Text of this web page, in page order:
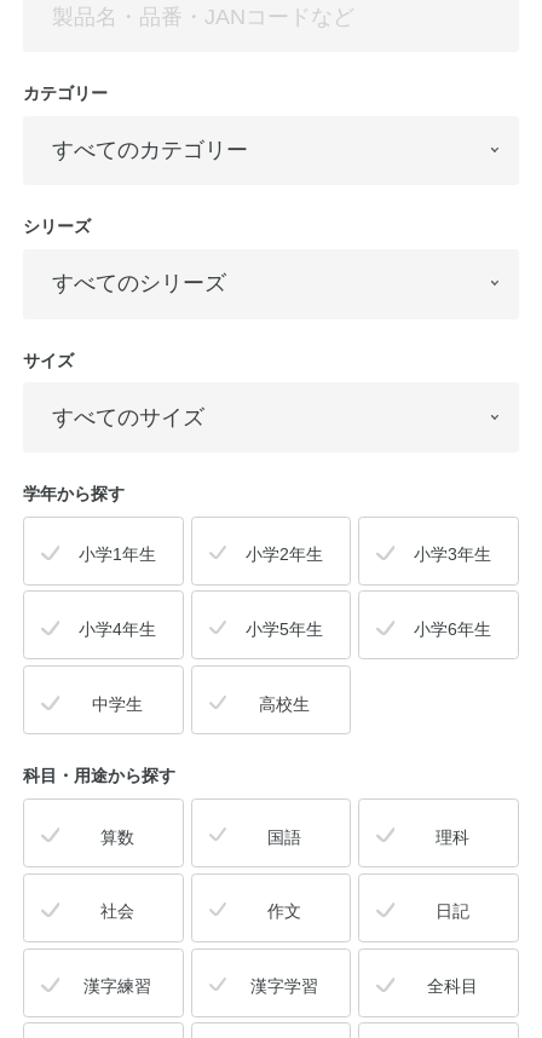
カテゴリー
シリーズ
サイズ
学年から探す
小学1年生 小学2年生 小学3年生
小学4年生 小学5年生 小学6年生
中学生 高校生
科目・用途から探す
算数 国語 理科
社会 作文 日記
漢字練習 漢字学習 全科目